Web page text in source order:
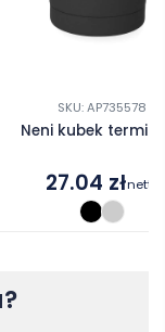
SKU: AP735578
Neni kubek
27.04 złnetto